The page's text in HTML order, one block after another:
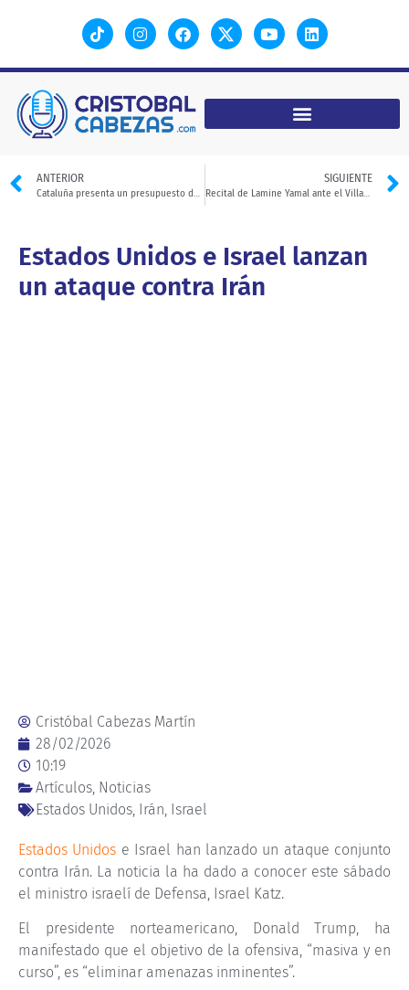
ANTERIOR
Cataluña presenta un presupuesto de 49.162 millones
SIGUIENTE
Recital de Lamine Yamal ante el Villarreal
Estados Unidos e Israel lanzan
un ataque contra Irán
Cristóbal Cabezas Martín
28/02/2026
10:19
Artículos Noticias
Estados Unidos Irán Israel
Estados Unidos e Israel han lanzado un ataque conjunto
contra Irán. La noticia la ha dado a conocer este sábado
el ministro israelí de Defensa, Israel Katz.
El presidente norteamericano, Donald Trump, ha
manifestado que el objetivo de la ofensiva, “masiva y en
curso”, es “eliminar amenazas inminentes”.